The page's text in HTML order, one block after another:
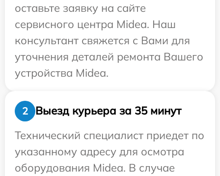
оставьте заявку на сайте
сервисного центра Midea. Наш
консультант свяжется с Вами для
уточнения деталей ремонта Вашего
устройства Midea.
2
Выезд курьера за 35 минут
Технический специалист приедет по
указанному адресу для осмотра
оборудования Midea. В случае